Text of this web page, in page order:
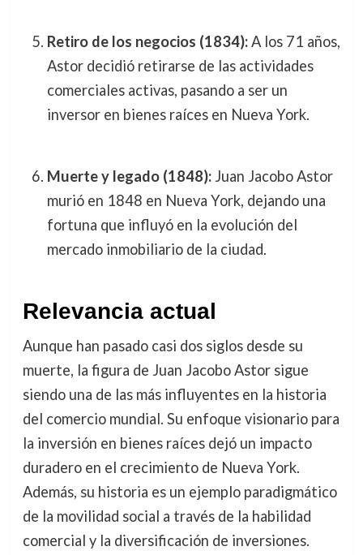
Retiro de los negocios (1834):A los 71 años,
Astor decidió retirarse de las actividades
comerciales activas, pasando a ser un
inversor en bienes raíces en Nueva York.
Muerte y legado (1848):Juan Jacobo Astor
murió en 1848 en Nueva York, dejando una
fortuna que influyó en la evolución del
mercado inmobiliario de la ciudad.
Relevancia actual
Aunque han pasado casi dos siglos desde su
muerte, la figura de Juan Jacobo Astor sigue
siendo una de las más influyentes en la historia
del comercio mundial. Su enfoque visionario para
la inversión en bienes raíces dejó un impacto
duradero en el crecimiento de Nueva York.
Además, su historia es un ejemplo paradigmático
de la movilidad social a través de la habilidad
comercial y la diversificación de inversiones.